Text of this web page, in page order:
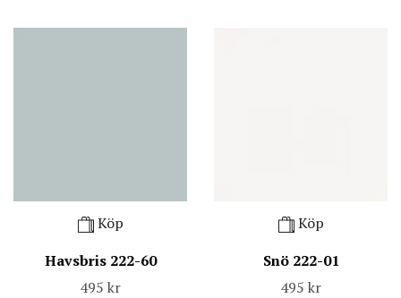
Köp
Havsbris 222-60
495 kr
Köp
Snö 222-01
495 kr